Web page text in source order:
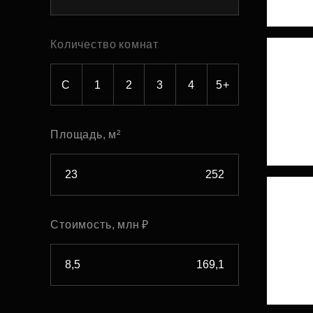
Рефинансирование
Количество комнат
С 1 2 3 4 5+
Площадь, м²
Стоимость, млн ₽